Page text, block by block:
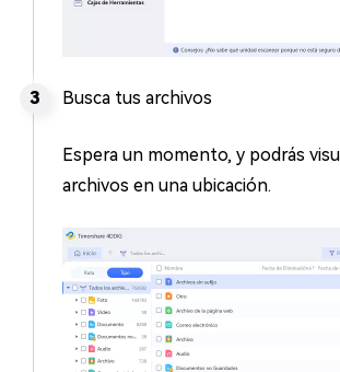
Busca tus archivos
Espera un momento, y podrás
archivos en una ubicación.